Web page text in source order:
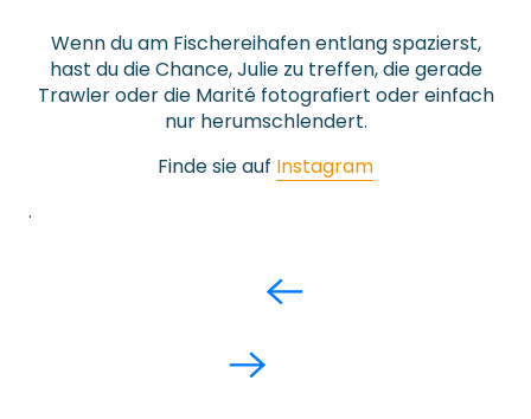
Wenn du am Fischereihafen entlang spazierst,
hast du die Chance, Julie zu treffen, die gerade
Trawler oder die Marité fotografiert oder einfach
nur herumschlendert.
Finde sie auf Instagram
.